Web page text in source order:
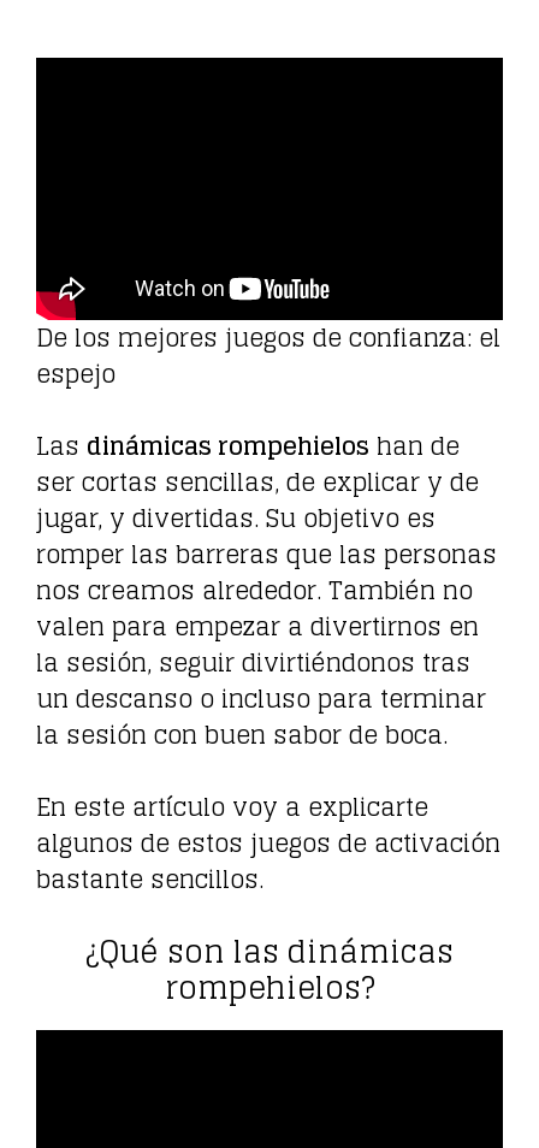
De los mejores juegos de confianza: el
espejo
Las dinámicas rompehielos han de
ser cortas sencillas, de explicar y de
jugar, y divertidas. Su objetivo es
romper las barreras que las personas
nos creamos alrededor. También no
valen para empezar a divertirnos en
la sesión, seguir divirtiéndonos tras
un descanso o incluso para terminar
la sesión con buen sabor de boca.
En este artículo voy a explicarte
algunos de estos juegos de activación
bastante sencillos.
¿Qué son las dinámicas
rompehielos?